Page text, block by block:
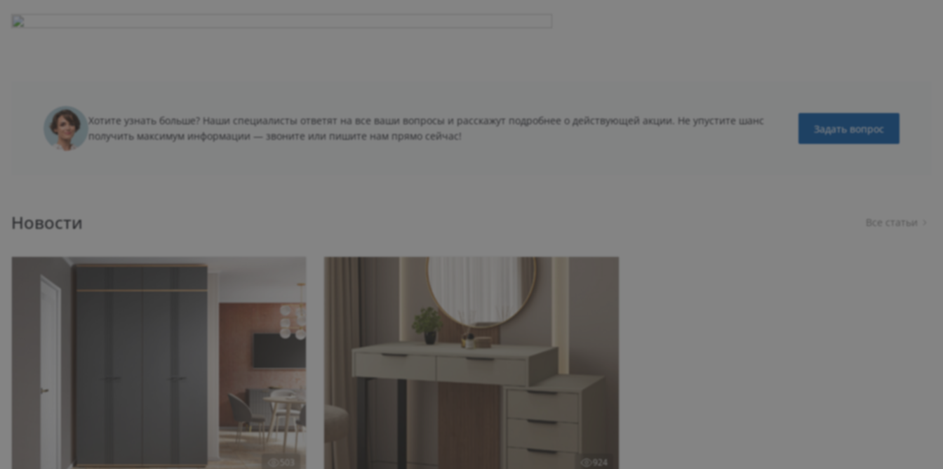
Хотите узнать больше? Наши специалисты ответят на все ваши вопросы и расскажут подробнее о действующей акции. Не упустите шанс
получить максимум информации — звоните или пишите нам прямо сейчас!
Задать вопрос
Новости Все статьи
924